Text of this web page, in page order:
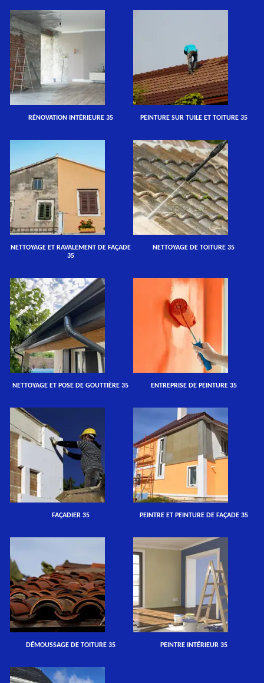
RÉNOVATION INTÉRIEURE 35 PEINTURE SUR TUILE ET TOITURE 35
NETTOYAGE ET RAVALEMENT DE FAÇADE
35
NETTOYAGE DE TOITURE 35
NETTOYAGE ET POSE DE GOUTTIÈRE 35 ENTREPRISE DE PEINTURE 35
FAÇADIER 35 PEINTRE ET PEINTURE DE FAÇADE 35
DÉMOUSSAGE DE TOITURE 35 PEINTRE INTÉRIEUR 35